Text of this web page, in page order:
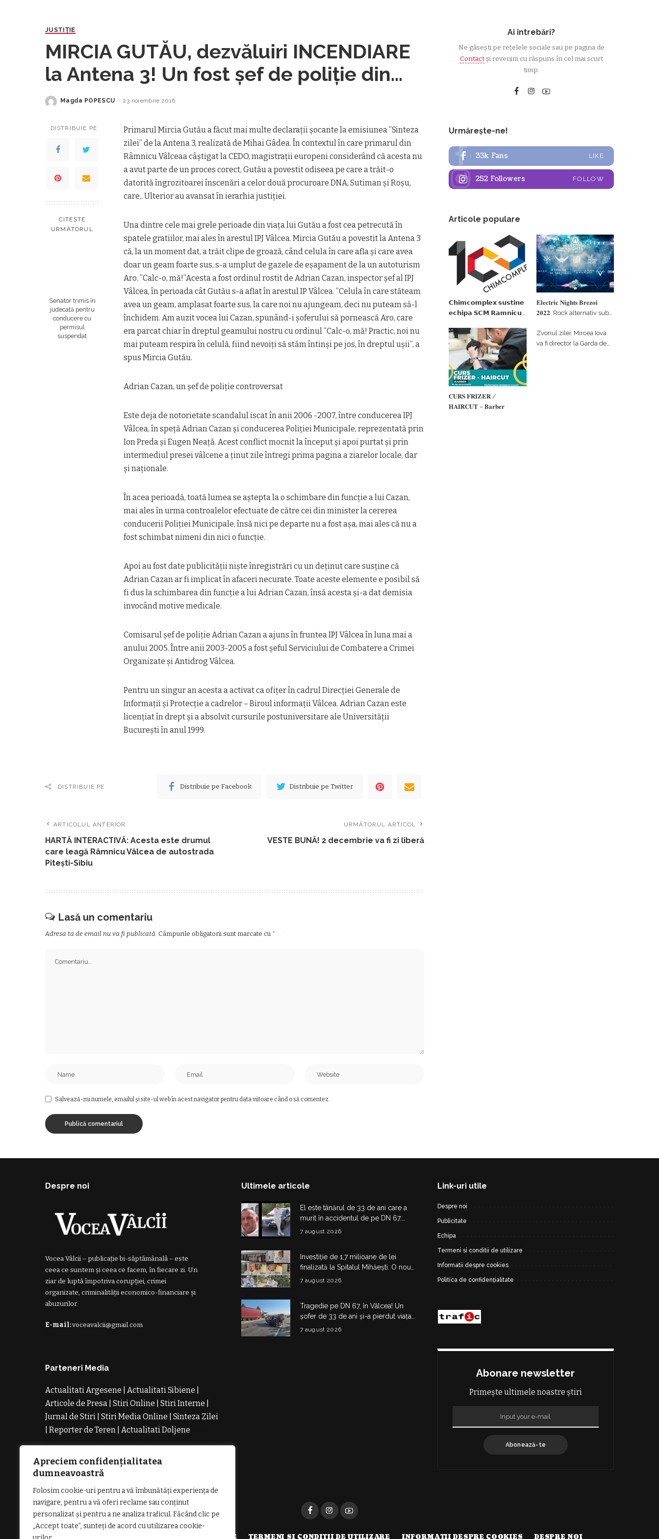
Apreciem confidențialitatea
dumneavoastră
Folosim cookie-uri pentru a vă îmbunătăți experiența de
navigare, pentru a vă oferi reclame sau conținut
personalizat și pentru a ne analiza traficul. Făcând clic pe
„Accept toate”, sunteți de acord cu utilizarea cookie-
JUSTIȚIE
MIRCIA GUTĂU, dezvăluiri INCENDIARE
la Antena 3! Un fost șef de poliție din
Vâlcea s-a răzbunat
Posted
Magda POPESCU 23 noiembrie 2016
DISTRIBUIE PE
CITEȘTE
URMĂTORUL
Senator trimis în
judecată pentru
conducere cu
permisul
suspendat
Primarul Mircia Gutău a făcut mai multe declarații șocante la emisiunea ”Sinteza
zilei” de la Antena 3, realizată de Mihai Gâdea. În contextul în care primarul din
Râmnicu Vâlceaa câștigat la CEDO, magistrații europeni considerând că acesta nu
a avut parte de un proces corect, Gutău a povestit odiseea pe care a trăit-o
datorită îngrozitoarei înscenări a celor două procuroare DNA, Sutiman și Roșu,
care,. Ulterior au avansat în ierarhia justiției.
Una dintre cele mai grele perioade din viața lui Gutău a fost cea petrecută în
spatele gratiilor, mai ales în arestul IPJ Vâlcea. Mircia Gutău a povestit la Antena 3
că, la un moment dat, a trăit clipe de groază, când celula în care afla și care avea
doar un geam foarte sus, s-a umplut de gazele de eșapament de la un autoturism
Aro. ”Calc-o, mă!”Acesta a fost ordinul rostit de Adrian Cazan, inspector șef al IPJ
Vâlcea, în perioada cât Gutău s-a aflat în arestul IP Vâlcea. ”Celula în care stăteam
avea un geam, amplasat foarte sus, la care noi nu ajungeam, deci nu puteam să-l
închidem. Am auzit vocea lui Cazan, spunând-i șoferului să pornească Aro, care
era parcat chiar în dreptul geamului nostru cu ordinul ”Calc-o, mă! Practic, noi nu
mai puteam respira în celulă, fiind nevoiți să stăm întinși pe jos, în dreptul ușii”, a
spus Mircia Gutău.
Adrian Cazan, un șef de poliție controversat
Este deja de notorietate scandalul iscat în anii 2006 -2007, între conducerea IPJ
Vâlcea, în speță Adrian Cazan și conducerea Poliției Municipale, reprezentată prin
Ion Preda și Eugen Neață. Acest conflict mocnit la început și apoi purtat și prin
intermediul presei vâlcene a ținut zile întregi prima pagina a ziarelor locale, dar
și naționale.
În acea perioadă, toată lumea se aștepta la o schimbare din funcţie a lui Cazan,
mai ales în urma controalelor efectuate de către cei din minister la cererea
conducerii Poliţiei Municipale, însă nici pe departe nu a fost aşa, mai ales că nu a
fost schimbat nimeni din nici o funcţie.
Apoi au fost date publicităţii nişte înregistrări cu un deţinut care susţine că
Adrian Cazan ar fi implicat în afaceri necurate. Toate aceste elemente e posibil să
fi dus la schimbarea din funcţie a lui Adrian Cazan, însă acesta și-a dat demisia
invocând motive medicale.
Comisarul şef de poliţie Adrian Cazan a ajuns în fruntea IPJ Vâlcea în luna mai a
anului 2005. Între anii 2003-2005 a fost şeful Serviciului de Combatere a Crimei
Organizate şi Antidrog Vâlcea.
Pentru un singur an acesta a activat ca ofiţer în cadrul Direcţiei Generale de
Informaţii şi Protecţie a cadrelor – Biroul informaţii Vâlcea. Adrian Cazan este
licenţiat în drept şi a absolvit cursurile postuniversitare ale Universităţii
Bucureşti în anul 1999.
DISTRIBUIE PE Distribuie pe Facebook Distribuie pe Twitter
ARTICOLUL ANTERIOR
HARTĂ INTERACTIVĂ: Acesta este drumul
care leagă Râmnicu Vâlcea de autostrada
Piteşti-Sibiu
URMĂTORUL ARTICOL
VESTE BUNĂ! 2 decembrie va fi zi liberă
Lasă un comentariu
Adresa ta de email nu va fi publicată. Câmpurile obligatorii sunt marcate cu *
Salvează-mi numele, emailul și site-ul web în acest navigator pentru data viitoare când o să comentez.
Ai întrebări?
Ne găsești pe rețelele sociale sau pe pagina de
Contactși revenim cu răspuns în cel mai scurt
timp.
Urmărește-ne!
33k Fans LIKE
252 Followers FOLLOW
Articole populare
𝗖𝗵𝗶𝗺𝗰𝗼𝗺𝗽𝗹𝗲𝘅 𝘀𝘂𝘀𝘁𝗶𝗻𝗲
𝗲𝗰𝗵𝗶𝗽𝗮 𝗦𝗖𝗠 𝗥𝗮𝗺𝗻𝗶𝗰𝘂
𝗽𝗮𝗿𝘁𝗲𝗻𝗲𝗿 𝗳𝗶𝗻𝗮𝗻𝘁𝗮𝘁𝗼𝗿
𝐄𝐥𝐞𝐜𝐭𝐫𝐢𝐜 𝐍𝐢𝐠𝐡𝐭𝐬 𝐁𝐫𝐞𝐳𝐨𝐢
𝟐𝟎𝟐𝟐. Rock alternativ sub
#𝐁𝐫𝐞𝐳𝐨𝐢𝐮𝐥𝐋𝐮𝐦𝐢𝐢
𝐂𝐔𝐑𝐒 𝐅𝐑𝐈𝐙𝐄𝐑 /
𝐇𝐀𝐈𝐑𝐂𝐔𝐓 – 𝐁𝐚𝐫𝐛𝐞𝐫
Zvonul zilei: Mircea Iova
va fi director la Garda de
Despre noi
Vocea Vâlcii – publicație bi-săptămânală – este
ceea ce suntem și ceea ce facem, în fiecare zi. Un
ziar de luptă împotriva corupției, crimei
organizate, criminalității economico-financiare și
abuzurilor.
E-mail:voceavalcii@gmail.com
Parteneri Media
Actualitati Argesene Actualitati Sibiene
Articole de Presa
Stiri Online Stiri Interne
Jurnal de Stiri
Stiri Media Online
Sinteza Zilei
Reporter de Teren Actualitati Doljene
NoiRochii de RevelionRochii de BanchetRochii
de Cununie
Magazin de Rochii
Comanda Rochii de Seara
Ultimele articole
El este tânărul de 33 de ani care a
murit în accidentul de pe DN 67.
Dragoș Mihail lasă în urmă o fetiță
7 august 2026
Investiție de 1,7 milioane de lei
finalizată la Spitalul Mihăești. O nouă
clădire medico-administrativă a fost
7 august 2026
Tragedie pe DN 67, în Vâlcea! Un
șofer de 33 de ani și-a pierdut viața
într-un accident la Budești
7 august 2026
Link-uri utile
Despre noi
Publicitate
Echipa
Termeni si conditii de utilizare
Informatii despre cookies
Politica de confidențialitate
Abonare newsletter
Primește ultimele noastre știri
Abonează-te
GDPR: POLITICA DE CONFIDENȚIALITATE TERMENI SI CONDITII DE UTILIZARE INFORMATII DESPRE COOKIES DESPRE NOI